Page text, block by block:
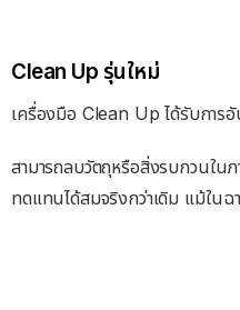
Clean Up รุ่นใหม่
เครื่องมือ Clean Up ได้รับการ
สามารถลบวัตถุหรือสิ่งรบกวนใ
ทดแทนได้สมจริงกว่าเดิม แม้ในฉ